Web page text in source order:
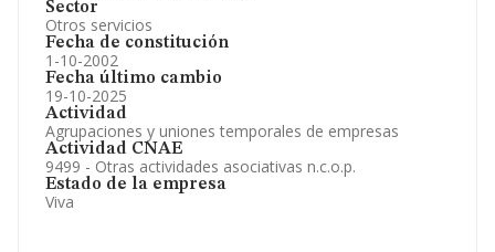
Sector
Otros servicios
Fecha de constitución
1-10-2002
Fecha último cambio
19-10-2025
Actividad
Agrupaciones y uniones temporales de empresas
Actividad CNAE
9499 - Otras actividades asociativas n.c.o.p.
Estado de la empresa
Viva